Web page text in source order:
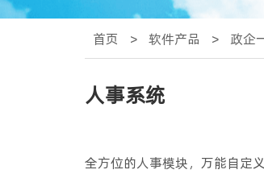
首页 > 软件产品 > 政企
人事系统
全方位的人事模块，万能自定